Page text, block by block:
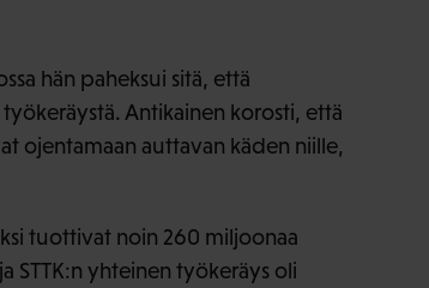
hän paheksui sitä, että
Antikainen korosti, että
ojentamaan auttavan käden niille,
tuottivat noin 260 miljoonaa
STTK:n yhteinen työkeräys oli